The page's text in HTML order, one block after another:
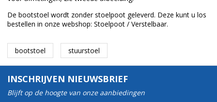
De bootstoel wordt zonder stoelpoot geleverd. Deze kunt u los
bestellen in onze webshop: Stoelpoot / Verstelbaar.
bootstoel stuurstoel
INSCHRIJVEN NIEUWSBRIEF
Blijft op de hoogte van onze aanbiedingen